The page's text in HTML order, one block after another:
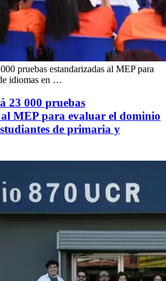
pruebas estandarizadas al MEP para
idiomas en …
23 000 pruebas
MEP para evaluar el dominio
de primaria y